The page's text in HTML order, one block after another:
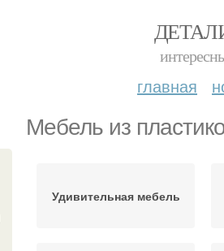
главная
Мебель из
Удивительная мебель